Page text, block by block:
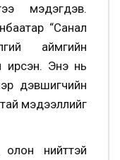
мэдэгдэв.
“Санал
аймгийн
ирсэн. Энэ нь
дэвшигчийн
мэдээллийг
нийттэй